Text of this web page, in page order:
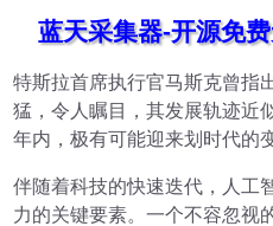
蓝天采集器-开源免
特斯拉首席执行官马斯克曾指
猛，令人瞩目，其发展轨迹近
年内，极有可能迎来划时代的
伴随着科技的快速迭代，人工
力的关键要素。一个不容忽视